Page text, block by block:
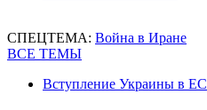
СПЕЦТЕМА: Война в Иране
ВСЕ ТЕМЫ
Вступление Украины в ЕС